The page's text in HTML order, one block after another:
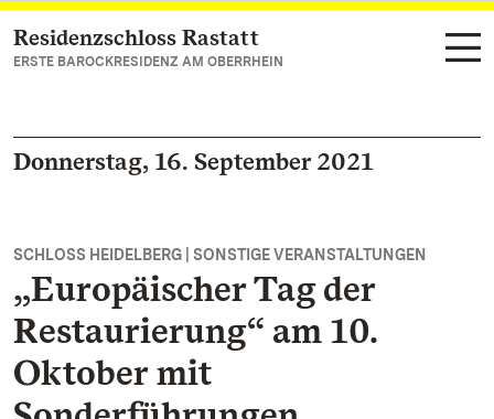
Zum Hauptinhalt springen
Residenzschloss Rastatt
ERSTE BAROCKRESIDENZ AM OBERRHEIN
Donnerstag, 16. September 2021
SCHLOSS HEIDELBERG | SONSTIGE VERANSTALTUNGEN
„Europäischer Tag der
Restaurierung“ am 10.
Oktober mit